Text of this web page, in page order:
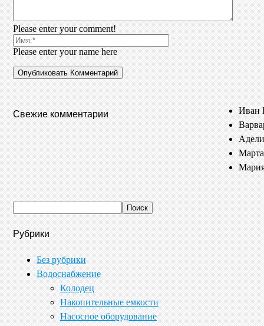
Please enter your comment!
Please enter your name here
Свежие комментарии
Иван
Марта
Рубрики
Без рубрики
Водоснабжение
Колодец
Накопительные емкости
Насосное оборудование